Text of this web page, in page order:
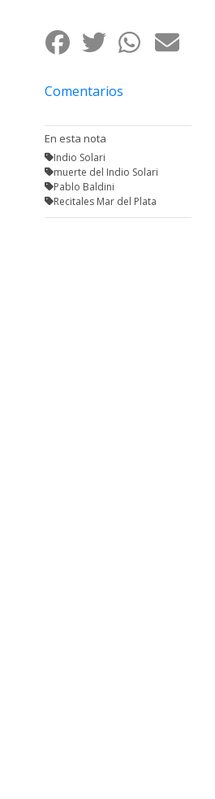
Comentarios
En esta nota
Indio Solari
muerte del Indio Solari
Pablo Baldini
Recitales Mar del Plata